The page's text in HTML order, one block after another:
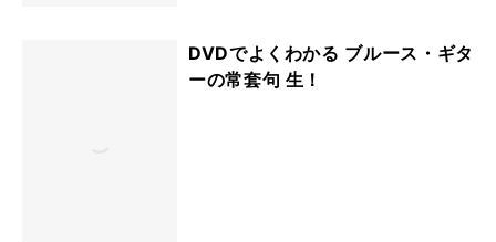
DVDでよくわかる ブルース・ギタ
ーの常套句 生！